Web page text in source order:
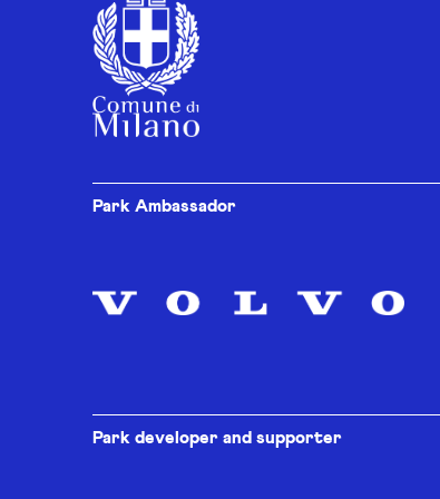
Park Ambassador
Park developer and supporter